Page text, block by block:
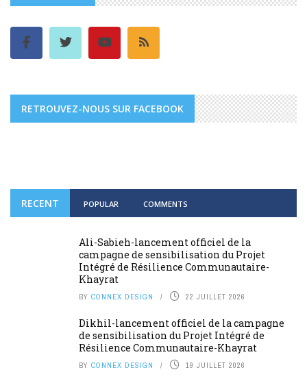
RETROUVEZ-NOUS SUR FACEBOOK
RECENT POPULAR COMMENTS
Ali-Sabieh-lancement officiel de la
campagne de sensibilisation du Projet
Intégré de Résilience Communautaire-
Khayrat
BY CONNEX DESIGN 22 JUILLET 2026
Dikhil-lancement officiel de la campagne
de sensibilisation du Projet Intégré de
Résilience Communautaire-Khayrat
BY CONNEX DESIGN 19 JUILLET 2026